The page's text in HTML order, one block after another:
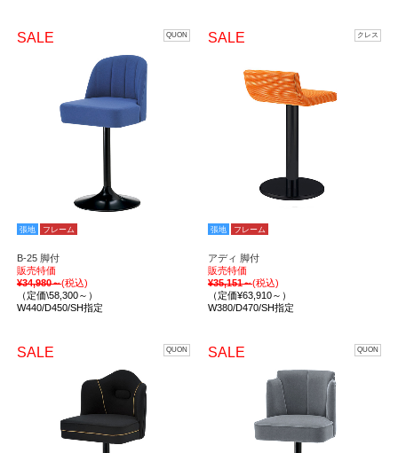
SALE QUON
張地 フレーム
B-25 脚付
販売特価
¥34,980～(税込)
（定価\58,300～）
W440/D450/SH指定
SALE クレス
張地 フレーム
アディ 脚付
販売特価
¥35,151～(税込)
（定価¥63,910～）
W380/D470/SH指定
SALE QUON SALE QUON